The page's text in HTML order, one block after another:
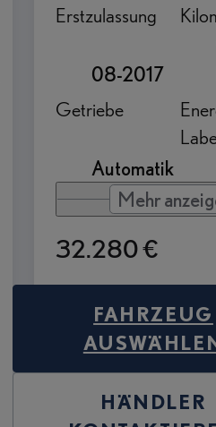
Erstzulassung
08-2017
Getriebe
Automatik
Mehr
32.280 €
FAHRZEUG
HÄNDLER